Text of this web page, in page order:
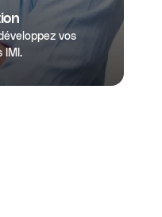
vos
IMI.